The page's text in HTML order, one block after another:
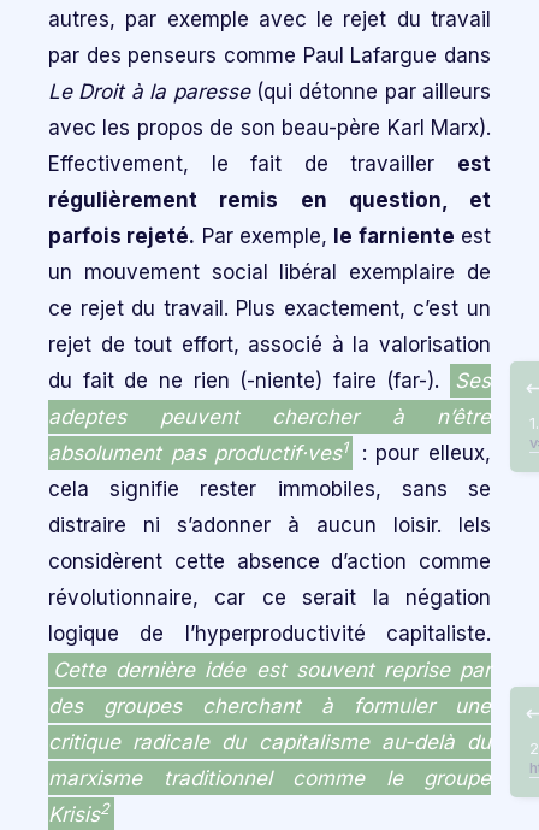
autres, par exemple avec le rejet du travail
par des penseurs comme Paul Lafargue dans
Le Droit à la paresse(qui détonne par ailleurs
avec les propos de son beau-père Karl Marx).
Effectivement, le fait de travailler est
régulièrement remis en question, et
parfois rejeté. Par exemple, le farniente est
un mouvement social libéral exemplaire de
ce rejet du travail. Plus exactement, c’est un
rejet de tout effort, associé à la valorisation
du fait de ne rien (-niente) faire (far-).
Ses
adeptes peuvent chercher à n’être
absolument pas productif·ves1
: pour elleux,
cela signifie rester immobiles, sans se
distraire ni s’adonner à aucun loisir. Iels
considèrent cette absence d’action comme
révolutionnaire, car ce serait la négation
logique de l’hyperproductivité capitaliste.
Cette dernière idée est souvent reprise par
des groupes cherchant à formuler une
critique radicale du capitalisme au-delà du
marxisme traditionnel comme le groupe
Krisis2